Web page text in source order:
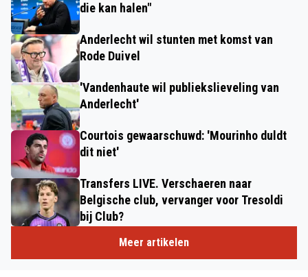
die kan halen"
Anderlecht wil stunten met komst van
Rode Duivel
'Vandenhaute wil publiekslieveling van
Anderlecht'
Courtois gewaarschuwd: 'Mourinho duldt
dit niet'
Transfers LIVE. Verschaeren naar
Belgische club, vervanger voor Tresoldi
bij Club?
Meer artikelen